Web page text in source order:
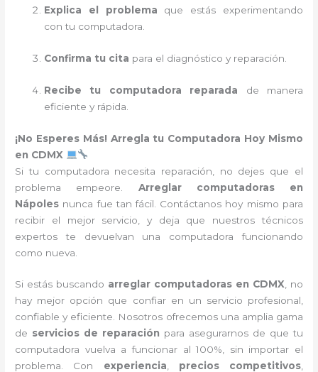
Explica el problema que estás experimentando
con tu computadora.
Confirma tu cita para el diagnóstico y reparación.
Recibe tu computadora reparada de manera
eficiente y rápida.
¡No Esperes Más! Arregla tu Computadora Hoy Mismo
en CDMX
Si tu computadora necesita reparación, no dejes que el
problema empeore. Arreglar computadoras en
Nápoles nunca fue tan fácil. Contáctanos hoy mismo para
recibir el mejor servicio, y deja que nuestros técnicos
expertos te devuelvan una computadora funcionando
como nueva.
Si estás buscando arreglar computadoras en CDMX, no
hay mejor opción que confiar en un servicio profesional,
confiable y eficiente. Nosotros ofrecemos una amplia gama
de servicios de reparación para asegurarnos de que tu
computadora vuelva a funcionar al 100%, sin importar el
problema. Con experiencia, precios competitivos,